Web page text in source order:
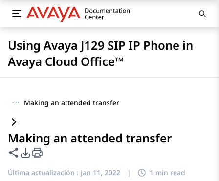
Using Avaya J129 SIP IP Phone in
Avaya Cloud Office™
··· Making an attended transfer
Making an attended transfer
Compartir esta página
Opciones de exportación de PDF
Última actualización : Jan 11, 2022 | 1 min read